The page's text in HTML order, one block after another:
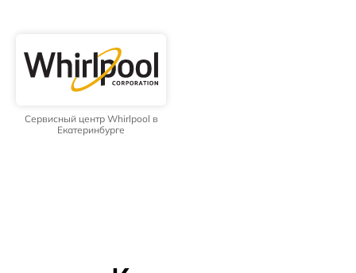
Сервисный центр Whirlpool в
Екатеринбурге